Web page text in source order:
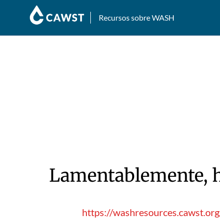
Recursos sobre WASH
Lamentablemente,
https://